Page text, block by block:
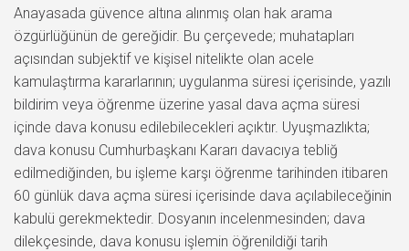
Anayasada güvence altına alınmış olan hak arama
özgürlüğünün de gereğidir. Bu çerçevede; muhatapları
açısından subjektif ve kişisel nitelikte olan acele
kamulaştırma kararlarının; uygulanma süresi içerisinde, yazılı
bildirim veya öğrenme üzerine yasal dava açma süresi
içinde dava konusu edilebilecekleri açıktır. Uyuşmazlıkta;
dava konusu Cumhurbaşkanı Kararı davacıya tebliğ
edilmediğinden, bu işleme karşı öğrenme tarihinden itibaren
60 günlük dava açma süresi içerisinde dava açılabileceğinin
kabulü gerekmektedir. Dosyanın incelenmesinden; dava
dilekçesinde, dava konusu işlemin öğrenildiği tarih